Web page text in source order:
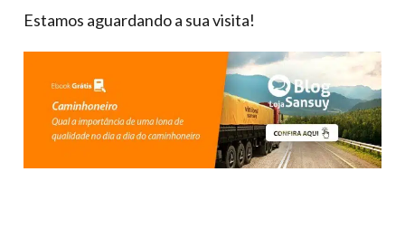
Estamos aguardando a sua visita!